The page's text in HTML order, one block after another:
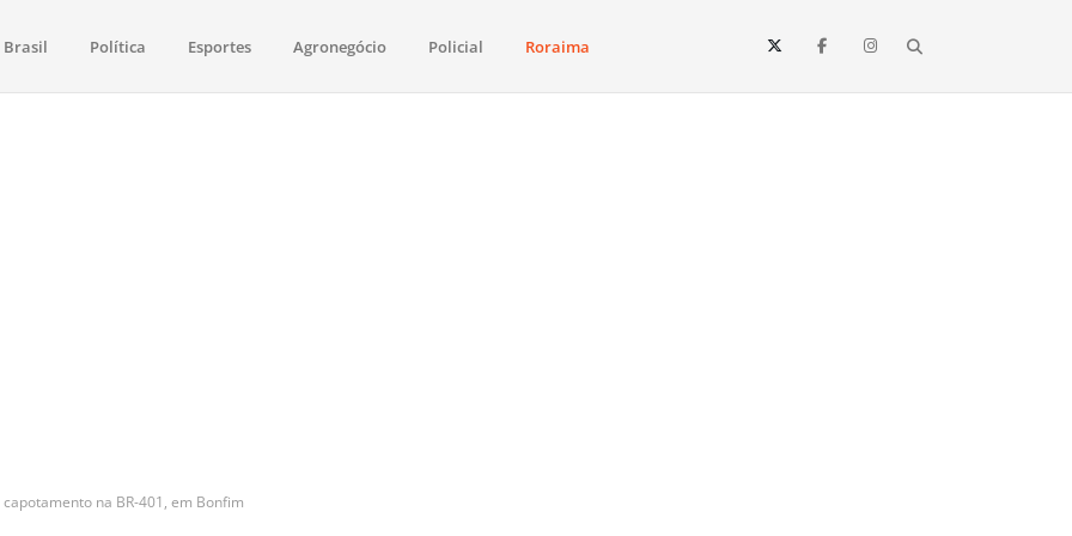
saúde, esportes, economia e os principais acontecimentos de Boa Vista e todo o estado de Roraima. Fique sempre informado
Brasil Política Esportes Agronegócio Policial Roraima
na BR-401, em Bonfim